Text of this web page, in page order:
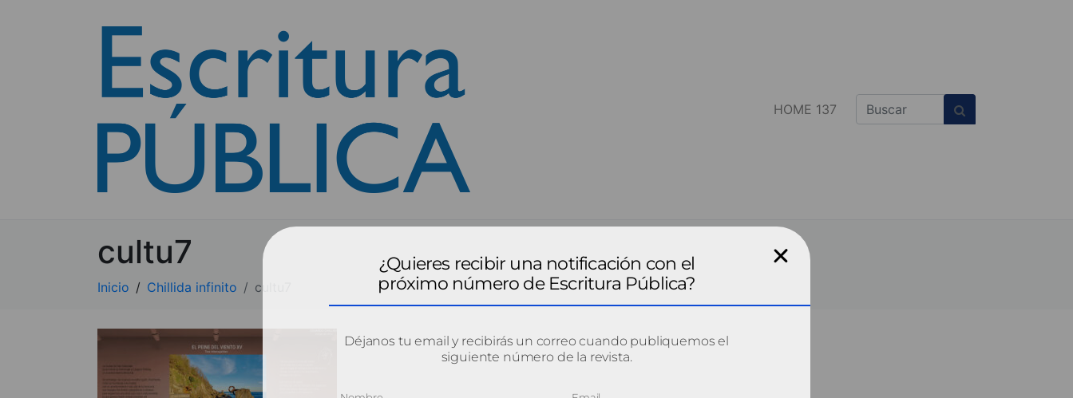
HOME 137
cultu7
Inicio Chillida infinito cultu7
¿Quieres recibir una notificación con el
próximo número de Escritura Pública?
Déjanos tu email y recibirás un correo cuando publiquemos el
siguiente número de la revista.